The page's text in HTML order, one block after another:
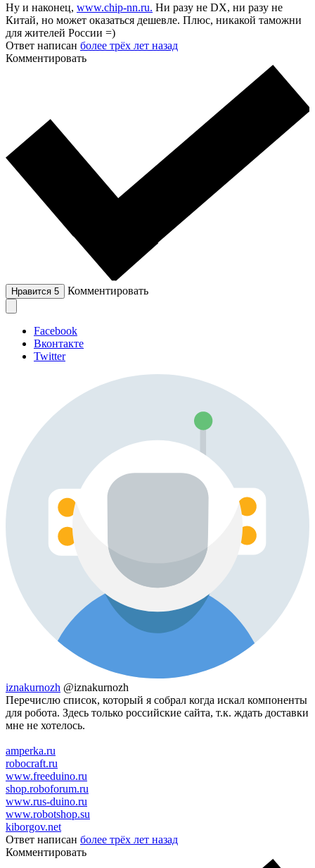
Ну и наконец, www.chip-nn.ru. Ни разу не DX, ни разу не
Китай, но может оказаться дешевле. Плюс, никакой таможни
для жителей России =)
Ответ написан более трёх лет назад
Комментировать
Нравится 5 Комментировать
Facebook
Вконтакте
Twitter
iznakurnozh @iznakurnozh
Перечислю список, который я собрал когда искал компоненты
для робота. Здесь только российские сайта, т.к. ждать доставки
мне не хотелось.
amperka.ru
robocraft.ru
www.freeduino.ru
shop.roboforum.ru
www.rus-duino.ru
www.robotshop.su
kiborgov.net
Ответ написан более трёх лет назад
Комментировать